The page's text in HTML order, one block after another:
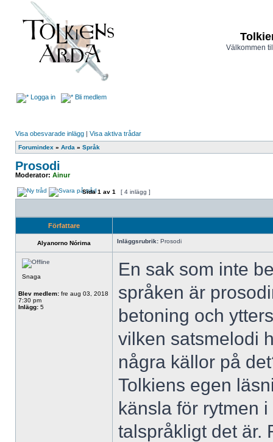
Välkommen
Logga in Bli medlem
Visa obesvarade inlägg | Visa aktiva trådar
Forumindex » Arda » Språk
Prosodi
Moderator: Ainur
Sida1 av 1 [ 4 inlägg ]
Författare
Alyanorno Nórima Inläggsrubrik: Prosodi
Snaga
Blev medlem: fre aug 03, 2018
7:30 pm
Inlägg: 5
En sak som inte
språken är
betoning och
vilken satsmelodi
några källor på
Tolkiens egen
känsla för rytmen
talspråkligt det är.